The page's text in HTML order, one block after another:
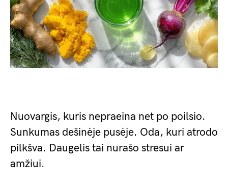
Nuovargis, kuris nepraeina net po poilsio.
Sunkumas dešinėje pusėje. Oda, kuri atrodo
pilkšva. Daugelis tai nurašo stresui ar
amžiui.